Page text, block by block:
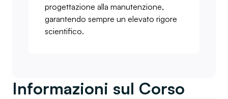
progettazione alla manutenzione,
garantendo sempre un elevato rigore
scientifico.
Informazioni sul Corso